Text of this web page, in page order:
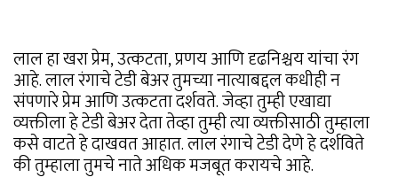
लाल हा खरा प्रेम, उत्कटता, प्रणय आणि दृढनिश्चय यांचा रंग
आहे. लाल रंगाचे टेडी बेअर तुमच्या नात्याबद्दल कधीही न
संपणारे प्रेम आणि उत्कटता दर्शवते. जेव्हा तुम्ही एखाद्या
व्यक्तीला हे टेडी बेअर देता तेव्हा तुम्ही त्या व्यक्तीसाठी तुम्हाला
कसे वाटते हे दाखवत आहात. लाल रंगाचे टेडी देणे हे दर्शविते
की तुम्हाला तुमचे नाते अधिक मजबूत करायचे आहे.